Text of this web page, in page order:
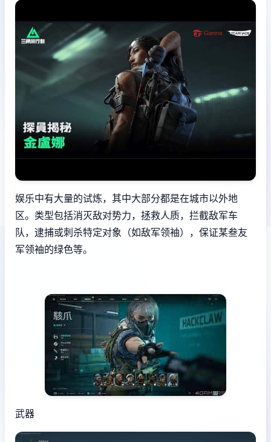
娱乐中有大量的试炼，其中大部分都是在城市以外地
区。类型包括消灭敌对势力，拯救人质，拦截敌军车
队，逮捕或刺杀特定对象（如敌军领袖），保证某叁友
军领袖的绿色等。
武器